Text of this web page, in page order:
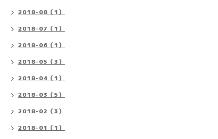
2018-08（1）
2018-07（1）
2018-06（1）
2018-05（3）
2018-04（1）
2018-03（5）
2018-02（3）
2018-01（1）